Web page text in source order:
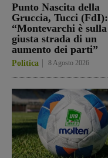
Punto Nascita della
Gruccia, Tucci (FdI):
“Montevarchi è sulla
giusta strada di un
aumento dei parti”
Politica 8 Agosto 2026